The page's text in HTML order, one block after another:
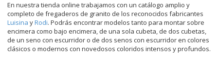
En nuestra tienda online trabajamos con un catálogo amplio y
completo de fregaderos de granito de los reconocidos fabricantes
Luisina yRodi. Podrás encontrar modelos tanto para montar sobre
encimera como bajo encimera, de una sola cubeta, de dos cubetas,
de un seno con escurridor o de dos senos con escurridor en colores
clásicos o modernos con novedosos coloridos intensos y profundos.